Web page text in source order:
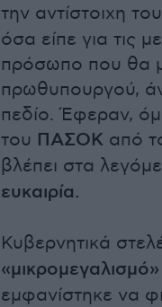
την αντίστοιχη του
όσα είπε για τις
πρόσωπο που θα
πρωθυπουργού,
πεδίο. Έφεραν,
του ΠΑΣΟΚ από
βλέπει στα
ευκαιρία.
Κυβερνητικά
εμφανίστηκε να